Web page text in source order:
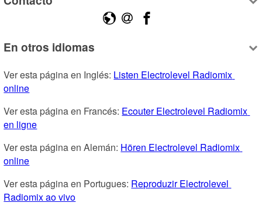
En otros idiomas
Ver esta página en Inglés: Listen Electrolevel Radiomix
online
Ver esta página en Francés: Ecouter Electrolevel Radiomix
en ligne
Ver esta página en Alemán: Hören Electrolevel Radiomix
online
Ver esta página en Portugues: Reproduzir Electrolevel
Radiomix ao vivo